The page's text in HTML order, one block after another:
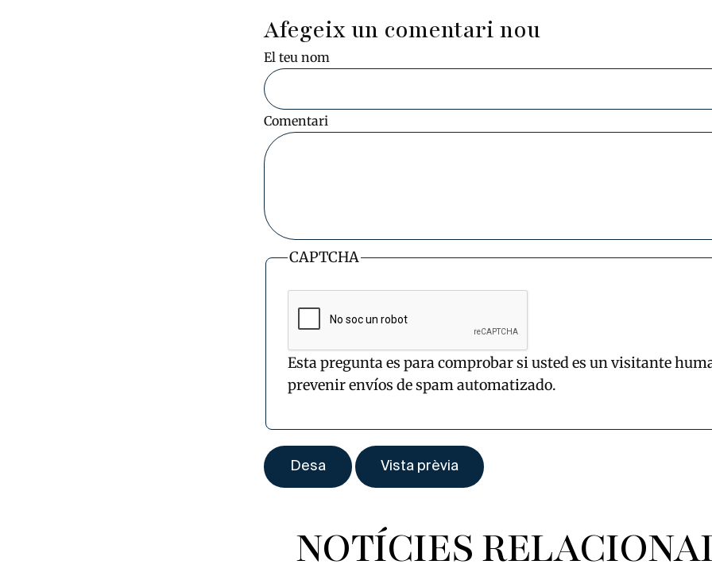
Afegeix un comentari nou
El teu nom
Comentari
CAPTCHA
Esta pregunta es para comprobar si usted es un visitante
prevenir envíos de spam automatizado.
NOTÍCIES